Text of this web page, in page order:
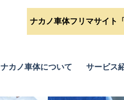
ナカノ車体について サービス
ナカノ車体フリマサイト